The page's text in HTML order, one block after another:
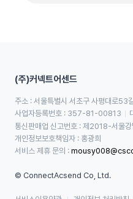
(주)커넥트어센드
주소 : 서울특별시 서초구 사평대로
사업자등록번호 : 357-81-00813
통신판매업 신고번호 : 제2018-서울
개인정보보호책임자 : 홍광희
서비스 제휴 문의 :
© ConnectAcsend Co, Ltd.